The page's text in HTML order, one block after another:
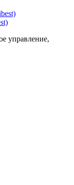
управление,